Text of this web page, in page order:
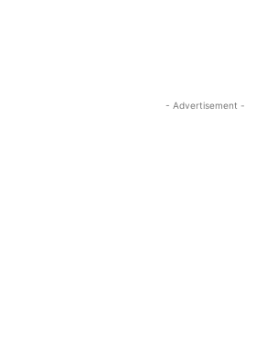
- Advertisement -